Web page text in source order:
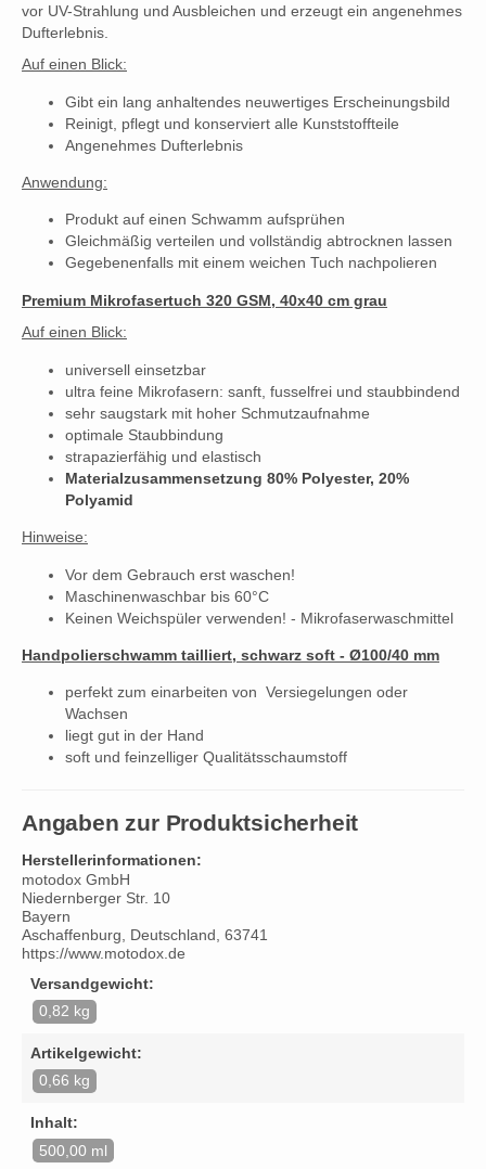
vor UV-Strahlung und Ausbleichen und erzeugt ein angenehmes
Dufterlebnis.
Auf einen Blick:
Gibt ein lang anhaltendes neuwertiges Erscheinungsbild
Reinigt, pflegt und konserviert alle Kunststoffteile
Angenehmes Dufterlebnis
Anwendung:
Produkt auf einen Schwamm aufsprühen
Gleichmäßig verteilen und vollständig abtrocknen lassen
Gegebenenfalls mit einem weichen Tuch nachpolieren
Premium Mikrofasertuch 320 GSM, 40x40 cm grau
Auf einen Blick:
universell einsetzbar
ultra feine Mikrofasern: sanft, fusselfrei und staubbindend
sehr saugstark mit hoher Schmutzaufnahme
optimale Staubbindung
strapazierfähig und elastisch
Materialzusammensetzung 80% Polyester, 20%
Polyamid
Hinweise:
Vor dem Gebrauch erst waschen!
Maschinenwaschbar bis 60°C
Keinen Weichspüler verwenden! - Mikrofaserwaschmittel
Handpolierschwamm tailliert, schwarz soft - Ø100/40 mm
perfekt zum einarbeiten von Versiegelungen oder
Wachsen
liegt gut in der Hand
soft und feinzelliger Qualitätsschaumstoff
Angaben zur Produktsicherheit
Herstellerinformationen:
motodox GmbH
Niedernberger Str. 10
Bayern
Aschaffenburg, Deutschland, 63741
https://www.motodox.de
Versandgewicht:
0,82 kg
Artikelgewicht:
0,66 kg
Inhalt:
500,00 ml